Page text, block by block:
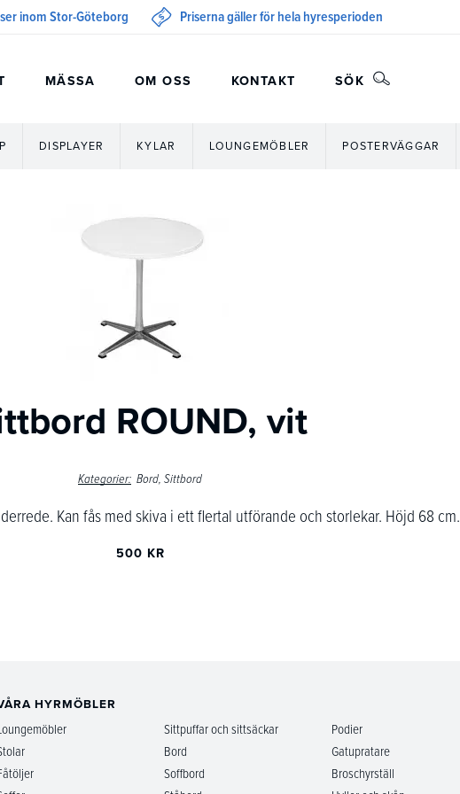
inom Stor-Göteborg Priserna gäller för hela hyresperioden
MÄSSA OM OSS KONTAKT SÖK
DISPLAYER KYLAR LOUNGEMÖBLER POSTERVÄGGAR
ROUND, vit
Kategorier: Bord Sittbord
Kan fås med skiva i ett flertal utförande och storlekar. Höjd 68 cm.
500 KR
HYRMÖBLER
Sittpuffar och sittsäckar
Bord
Soffbord
Podier
Gatupratare
Broschyrställ